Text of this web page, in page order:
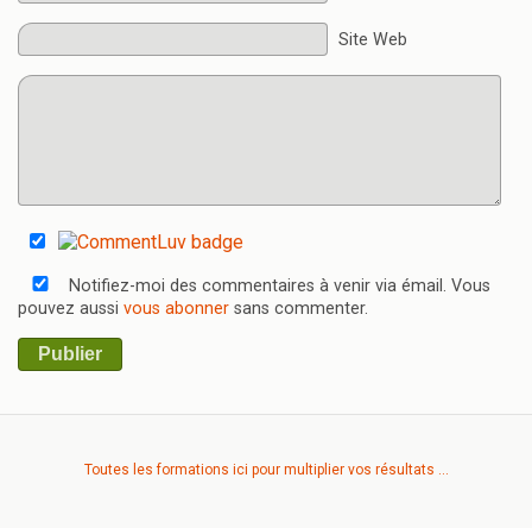
Site Web
Notifiez-moi des commentaires à venir via émail. Vous
pouvez aussi vous abonner sans commenter.
Publier
Toutes les formations ici pour multiplier vos résultats ...